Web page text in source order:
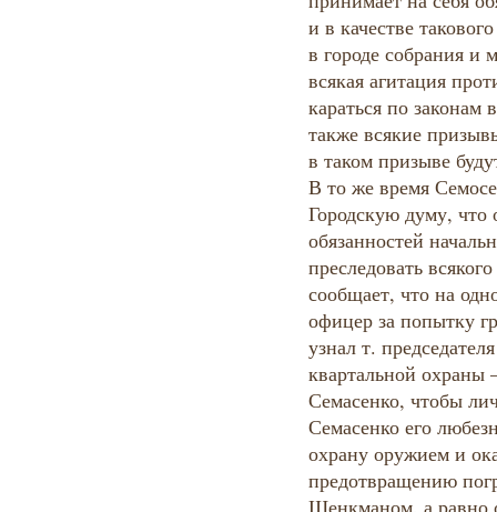
и в качестве
в городе собрания и
всякая агитация
караться по
также всякие
в таком призыве
В то же время
Городскую думу, что
обязанностей
преследовать
сообщает, что на
офицер за попытку
узнал т.
квартальной
Семасенко, чтобы
Семасенко его
охрану оружием и
предотвращению
Шенкманом, а равно